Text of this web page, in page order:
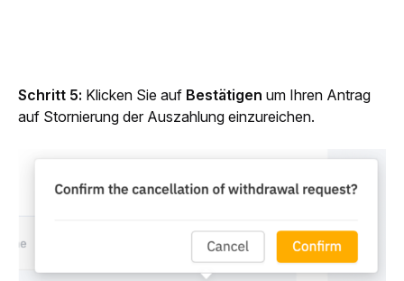
Schritt 5: Klicken Sie auf Bestätigen um Ihren Antrag
auf Stornierung der Auszahlung einzureichen.